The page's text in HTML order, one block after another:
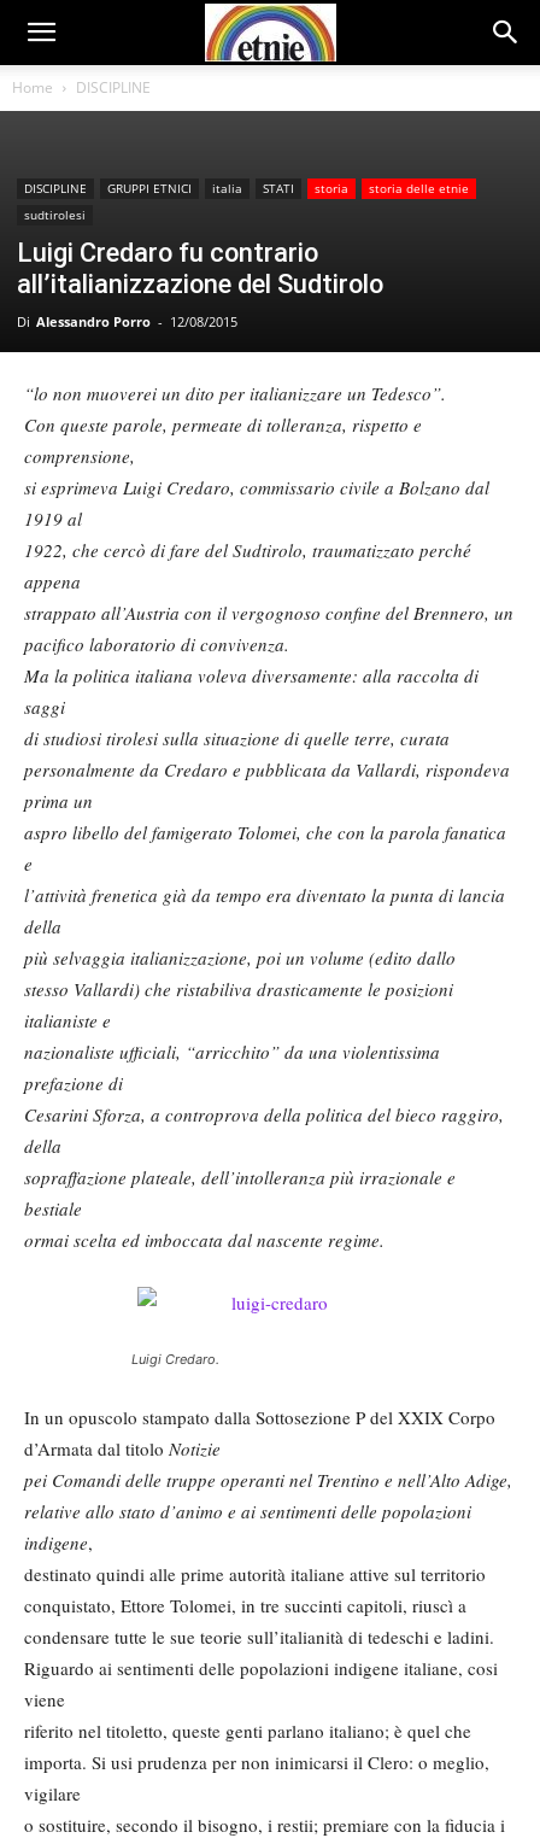
Home DISCIPLINE
DISCIPLINE GRUPPI ETNICI italia STATI storia
storia delle etnie
sudtirolesi
Luigi Credaro fu contrario
all’italianizzazione del Sudtirolo
Di Alessandro Porro - 12/08/2015
“lo non muoverei un dito per italianizzare un Tedesco”.
Con queste parole, permeate di tolleranza, rispetto e
comprensione,
si esprimeva Luigi Credaro, commissario civile a Bolzano dal
1919 al
1922, che cercò di fare del Sudtirolo, traumatizzato perché
appena
strappato all’Austria con il vergognoso confine del Brennero, un
pacifico laboratorio di convivenza.
Ma la politica italiana voleva diversamente: alla raccolta di
saggi
di studiosi tirolesi sulla situazione di quelle terre, curata
personalmente da Credaro e pubblicata da Vallardi, rispondeva
prima un
aspro libello del famigerato Tolomei, che con la parola fanatica
e
l’attività frenetica già da tempo era diventato la punta di lancia
della
più selvaggia italianizzazione, poi un volume (edito dallo
stesso Vallardi) che ristabiliva drasticamente le posizioni
italianiste e
nazionaliste ufficiali, “arricchito” da una violentissima
prefazione di
Cesarini Sforza, a controprova della politica del bieco raggiro,
della
sopraffazione plateale, dell’intolleranza più irrazionale e
bestiale
ormai scelta ed imboccata dal nascente regime.
Luigi Credaro.
In un opuscolo stampato dalla Sottosezione P del XXIX Corpo
d’Armata dal titolo Notizie
pei Comandi delle truppe operanti nel Trentino e nell’Alto Adige,
relative allo stato d’animo e ai sentimenti delle popolazioni
indigene,
destinato quindi alle prime autorità italiane attive sul territorio
conquistato, Ettore Tolomei, in tre succinti capitoli, riuscì a
condensare tutte le sue teorie sull’italianità di tedeschi e ladini.
Riguardo ai sentimenti delle popolazioni indigene italiane, cosi
viene
riferito nel titoletto, queste genti parlano italiano; è quel che
importa. Si usi prudenza per non inimicarsi il Clero: o meglio,
vigilare
o sostituire, secondo il bisogno, i restii; premiare con la fiducia i